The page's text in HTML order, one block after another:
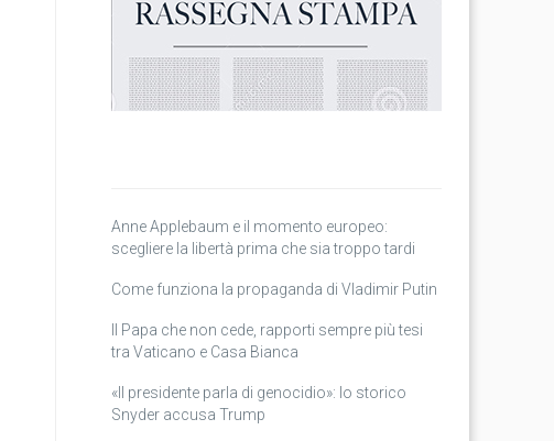
Anne Applebaum e il momento europeo:
scegliere la libertà prima che sia troppo tardi
Come funziona la propaganda di Vladimir Putin
Il Papa che non cede, rapporti sempre più tesi
tra Vaticano e Casa Bianca
«Il presidente parla di genocidio»: lo storico
Snyder accusa Trump